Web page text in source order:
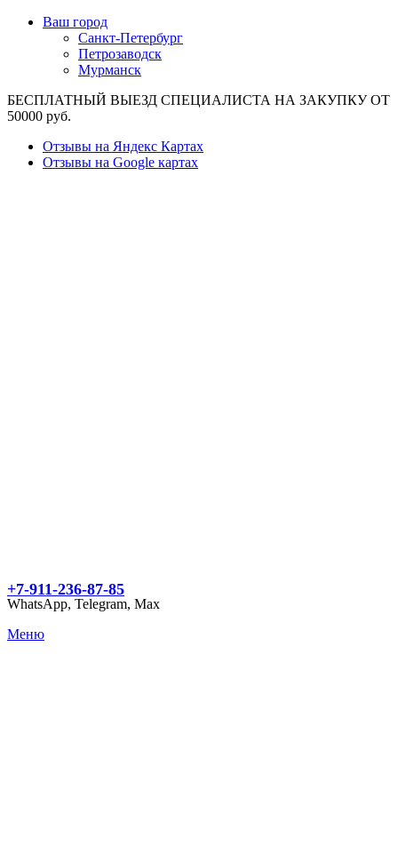
Ваш город
Санкт-Петербург
Петрозаводск
Мурманск
БЕСПЛАТНЫЙ ВЫЕЗД СПЕЦИАЛИСТА НА ЗАКУПКУ ОТ
50000 руб.
Отзывы на Яндекс Картах
Отзывы на Google картах
+7-911-236-87-85
WhatsApp, Telegram, Max
Меню